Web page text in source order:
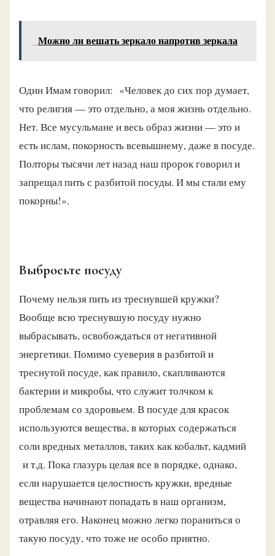
Можно ли вешать зеркало напротив зеркала
Один Имам говорил: «Человек до сих пор думает,
что религия — это отдельно, а моя жизнь отдельно.
Нет. Все мусульмане и весь образ жизни — это и
есть ислам, покорность всевышнему, даже в посуде.
Полторы тысячи лет назад наш пророк говорил и
запрещал пить с разбитой посуды. И мы стали ему
покорны!».
Выбросьте посуду
Почему нельзя пить из треснувшей кружки?
Вообще всю треснувшую посуду нужно
выбрасывать, освобождаться от негативной
энергетики. Помимо суеверия в разбитой и
треснутой посуде, как правило, скапливаются
бактерии и микробы, что служит толчком к
проблемам со здоровьем. В посуде для красок
используются вещества, в которых содержаться
соли вредных металлов, таких как кобальт, кадмий
и т.д. Пока глазурь целая все в порядке, однако,
если нарушается целостность кружки, вредные
вещества начинают попадать в наш организм,
отравляя его. Наконец можно легко пораниться о
такую посуду, что тоже не особо приятно.